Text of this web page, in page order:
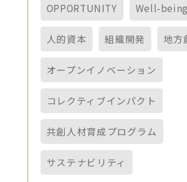
OPPORTUNITY Well-being
人的資本 組織開発 地方
オープンイノベーション
コレクティブインパクト
共創人材育成プログラム
サステナビリティ